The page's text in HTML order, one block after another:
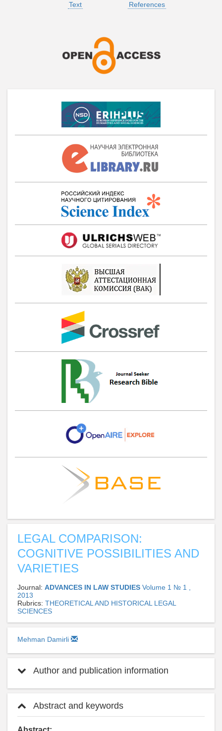
Text
References
LEGAL COMPARISON:
COGNITIVE POSSIBILITIES AND
VARIETIES
Journal: ADVANCES IN LAW STUDIES Volume 1 № 1 ,
2013
Rubrics: THEORETICAL AND HISTORICAL LEGAL
SCIENCES
Mehman Damirli
Author and publication information
Abstract and keywords